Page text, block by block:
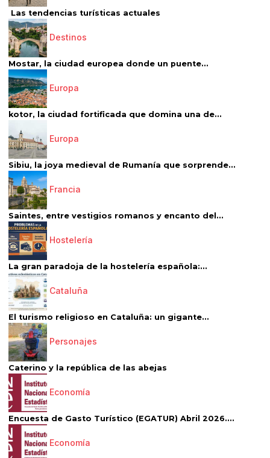
Las tendencias turísticas actuales
Destinos
Mostar, la ciudad europea donde un puente...
Europa
kotor, la ciudad fortificada que domina una de...
Europa
Sibiu, la joya medieval de Rumanía que sorprende...
Francia
Saintes, entre vestigios romanos y encanto del...
Hostelería
La gran paradoja de la hostelería española:...
Cataluña
El turismo religioso en Cataluña: un gigante...
Personajes
Caterino y la república de las abejas
Economía
Encuesta de Gasto Turístico (EGATUR) Abril 2026....
Economía